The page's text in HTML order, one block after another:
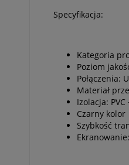
Specyfikacja:
Kategoria
Poziom
Połączenia:
Materiał
Izolacja:
Czarny kolor
Szybkość